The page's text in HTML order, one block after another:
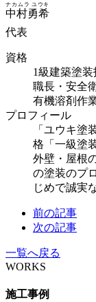
中村勇希
ナカムラ ユウキ
代表
資格
1級建築塗
職長・安全
有機溶剤作
プロフィール
「ユウキ塗
格「一級塗
外壁・屋根
の塗装のプ
じめで誠実
前の記事
次の記事
一覧へ戻る
WORKS
施工事例